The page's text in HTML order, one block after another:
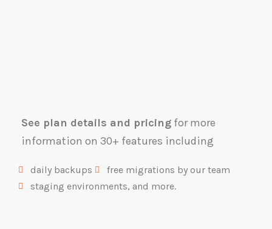
See plan details and pricing for more
information on 30+ features including
daily backups
free migrations by our team
staging environments, and more.